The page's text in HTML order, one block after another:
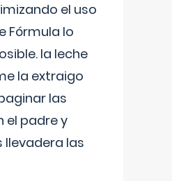
el uso
Fórmula lo
la leche
la extraigo
las
el padre y
llevadera las